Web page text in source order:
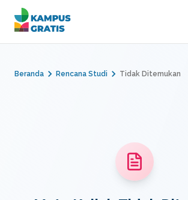
Langsung ke konten utama
Beranda Rencana Studi Tidak Ditemukan